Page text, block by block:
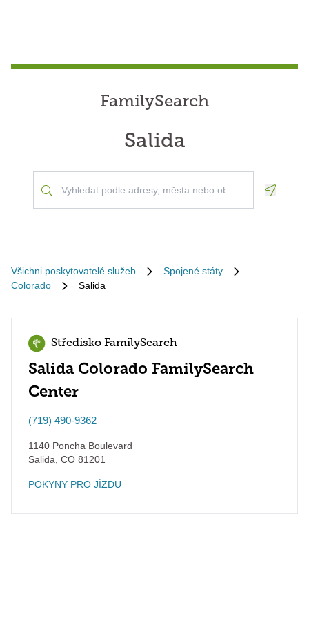
FamilySearch
Salida
Všichni poskytovatelé služeb
Spojené státy
Colorado
Salida
Středisko FamilySearch
Salida Colorado FamilySearch
Center
(719) 490-9362
1140 Poncha Boulevard
Salida CO 81201
POKYNY PRO JÍZDU